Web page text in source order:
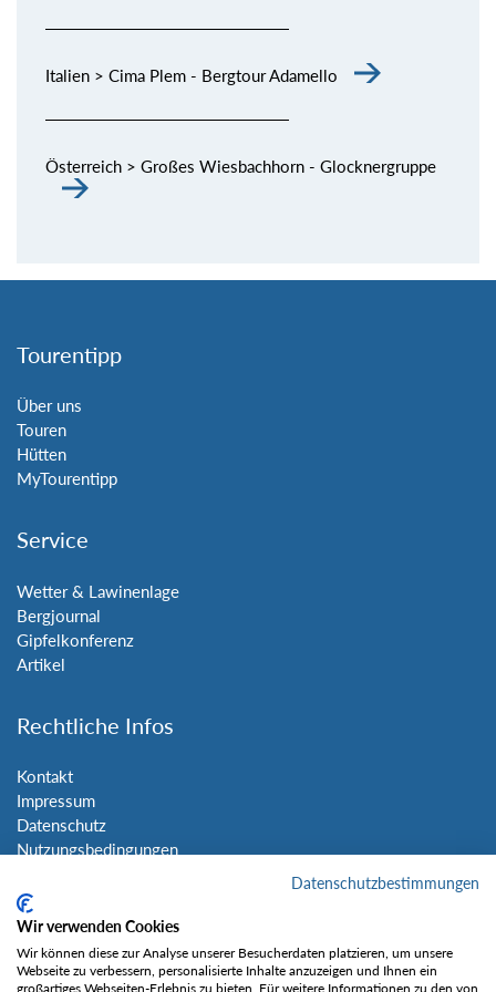
Italien > Cima Plem - Bergtour Adamello
Österreich > Großes Wiesbachhorn - Glocknergruppe
Tourentipp
Über uns
Touren
Hütten
MyTourentipp
Service
Wetter & Lawinenlage
Bergjournal
Gipfelkonferenz
Artikel
Rechtliche Infos
Kontakt
Impressum
Datenschutz
Nutzungsbedingungen
Social Media
Datenschutzbestimmungen
Wir verwenden Cookies
Wir können diese zur Analyse unserer Besucherdaten platzieren, um unsere
Webseite zu verbessern, personalisierte Inhalte anzuzeigen und Ihnen ein
großartiges Webseiten-Erlebnis zu bieten. Für weitere Informationen zu den von